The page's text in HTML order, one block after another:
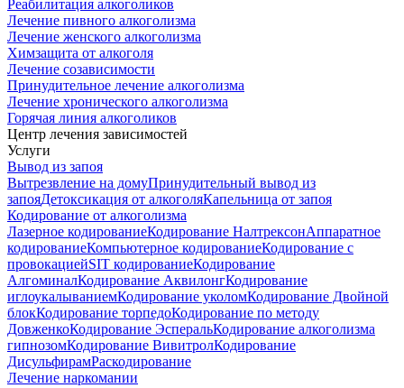
Реабилитация алкоголиков
Лечение пивного алкоголизма
Лечение женского алкоголизма
Химзащита от алкоголя
Лечение созависимости
Принудительное лечение алкоголизма
Лечение хронического алкоголизма
Горячая линия алкоголиков
Центр лечения зависимостей
Услуги
Вывод из запоя
Вытрезвление на домуПринудительный вывод из
запояДетоксикация от алкоголяКапельница от запоя
Кодирование от алкоголизма
Лазерное кодированиеКодирование НалтрексонАппаратное
кодированиеКомпьютерное кодированиеКодирование с
провокациейSIT кодированиеКодирование
АлгоминалКодирование АквилонгКодирование
иглоукалываниемКодирование уколомКодирование Двойной
блокКодирование торпедоКодирование по методу
ДовженкоКодирование ЭсперальКодирование алкоголизма
гипнозомКодирование ВивитролКодирование
ДисульфирамРаскодирование
Лечение наркомании